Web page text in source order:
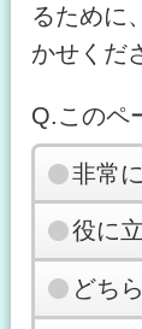
るために
かせくだ
Q.このペ
非常
役に
どち